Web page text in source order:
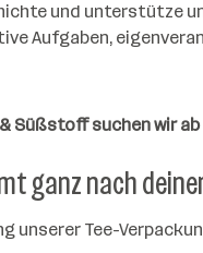
und unterstütze
Aufgaben,
& Süßstoff suchen wir
ganz nach
unserer Tee-